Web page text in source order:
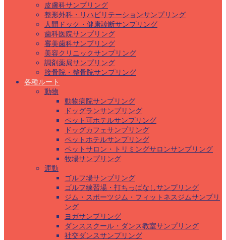
皮膚科サンプリング
整形外科・リハビリテーションサンプリング
人間ドック・健康診断サンプリング
歯科医院サンプリング
審美歯科サンプリング
美容クリニックサンプリング
調剤薬局サンプリング
接骨院・整骨院サンプリング
各種ルート
動物
動物病院サンプリング
ドッグランサンプリング
ペット可ホテルサンプリング
ドッグカフェサンプリング
ペットホテルサンプリング
ペットサロン・トリミングサロンサンプリング
牧場サンプリング
運動
ゴルフ場サンプリング
ゴルフ練習場・打ちっぱなしサンプリング
ジム・スポーツジム・フィットネスジムサンプリ
ング
ヨガサンプリング
ダンススクール・ダンス教室サンプリング
社交ダンスサンプリング